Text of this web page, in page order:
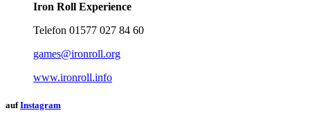
Iron Roll Experience
Telefon 01577 027 84 60
games@ironroll.org
www.ironroll.info
aufInstagram